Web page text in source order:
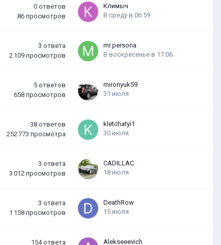
0 ответов
86 просмотров
Климыч
В среду в 06:59
3 ответа
2 109 просмотров
mr.persona
В воскресенье в 17:06
5 ответов
658 просмотров
mironyuk59
31 июля
38 ответов
252 773 просмотра
kletchatyi1
30 июля
3 ответа
3 012 просмотров
CADILLAC
18 июля
3 ответа
1 158 просмотров
DeathRow
15 июля
154 ответа
Alekseeevich